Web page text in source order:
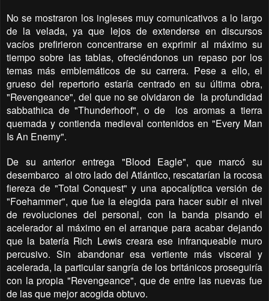
No se mostraron los ingleses muy comunicativos a lo largo
de la velada, ya que lejos de extenderse en discursos
vacíos prefirieron concentrarse en exprimir al máximo su
tiempo sobre las tablas, ofreciéndonos un repaso por los
temas más emblemáticos de su carrera. Pese a ello, el
grueso del repertorio estaría centrado en su última obra,
"Revengeance", del que no se olvidaron de la profundidad
sabbathica de "Thunderhoof", o de
los aromas a tierra
quemada y contienda medieval contenidos en "Every Man
Is An Enemy".
De su anterior entrega "Blood Eagle", que marcó su
desembarco al otro lado del Atlántico, rescatarían la rocosa
fiereza de "Total Conquest" y una apocalíptica versión de
"Foehammer", que fue la elegida para hacer subir el nivel
de revoluciones del personal, con la banda pisando el
acelerador al máximo en el arranque para acabar dejando
que la batería Rich Lewis creara ese infranqueable muro
percusivo. Sin abandonar esa vertiente más visceral y
acelerada, la particular sangría de los británicos proseguiría
con la propia "Revengeance", que de entre las nuevas fue
de las que mejor acogida obtuvo.